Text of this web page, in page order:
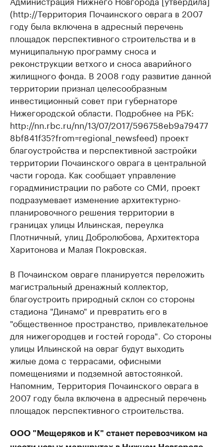
(http://Территория Почаинского оврага в 2007
году была включена в адресный перечень
площадок перспективного строительства и в
муниципальную программу сноса и
реконструкции ветхого и сноса аварийного
жилищного фонда. В 2008 году развитие данной
территории признал целесообразным
инвестиционный совет при губернаторе
Нижегородской области. Подробнее на РБК:
http://nn.rbc.ru/nn/13/07/2017/596758eb9a79477
8bf841f35?from=regional_newsfeed) проект
благоустройства и перспективной застройки
территории Почаинского оврага в центральной
части города. Как сообщает управление
горадминистрации по работе со СМИ, проект
подразумевает изменение архитектурно-
планировочного решения территории в
границах улицы Ильинская, переулка
Плотничный, улиц Добролюбова, Архитектора
Харитонова и Малая Покровская.
В Почаинском овраге планируется переложить
магистральный дренажный коллектор,
благоустроить природный склон со стороны
стадиона "Динамо" и превратить его в
"общественное пространство, привлекательное
для нижегородцев и гостей города". Со стороны
улицы Ильинской на овраг будут выходить
жилые дома с террасами, офисными
помещениями и подземной автостоянкой.
Напомним, Территория Почаинского оврага в
2007 году была включена в адресный перечень
площадок перспективного строительства.
ООО "Мещеряков и К" станет перевозчиком на